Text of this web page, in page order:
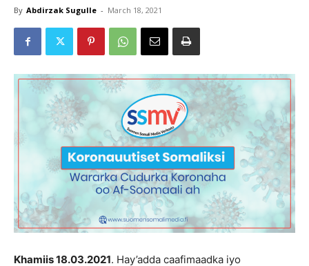
By Abdirzak Sugulle - March 18, 2021
Khamiis 18.03.2021. Hay’adda caafimaadka iyo